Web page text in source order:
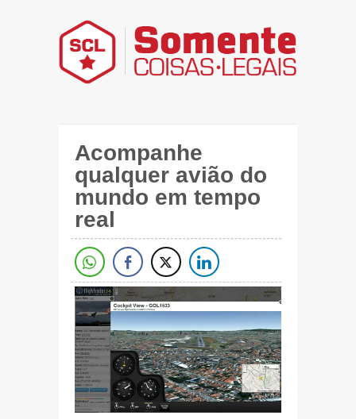
Acompanhe
qualquer avião do
mundo em tempo
real